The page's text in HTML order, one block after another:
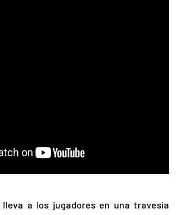
lleva a los jugadores en una travesía